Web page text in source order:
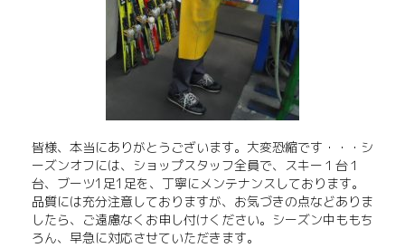
皆様、本当にありがとうございます。大変恐縮です・・・シ
ーズンオフには、ショップスタッフ全員で、スキー１台１
台、ブーツ1足1足を、丁寧にメンテナンスしております。
品質には充分注意しておりますが、お気づきの点などありま
したら、ご遠慮なくお申し付けください。シーズン中ももち
ろん、早急に対応させていただきます。